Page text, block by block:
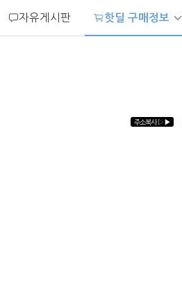
자유게시판 핫딜 구매정보
주소복사 ▷▶